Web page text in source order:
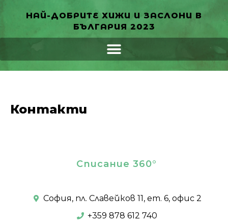
НАЙ-ДОБРИТЕ ХИЖИ И ЗАСЛОНИ В
БЪЛГАРИЯ 2023
Контакти
Списание 360°
София, пл. Славейков 11, ет. 6, офис 2
+359 878 612 740